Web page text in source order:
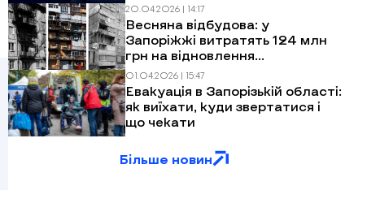
20.04.2026 | 14:17
Весняна відбудова: у
Запоріжжі витратять 124 млн
грн на відновлення
багатоповерхівок після
обстрілів
01.04.2026 | 15:47
Евакуація в Запорізькій області:
як виїхати, куди звертатися і
що чекати
Більше новин